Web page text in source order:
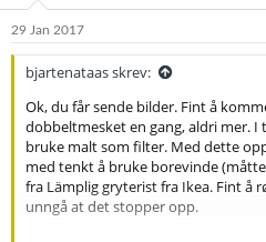
e
29 Jan 2017
bjartenataas skrev:
Ok, du får sende bilder. Fint å
dobbeltmesket en gang, aldri mer.
bruke malt som filter. Med dette
med tenkt å bruke borevinde
fra Lämplig gryterist fra Ikea. Fint å
unngå at det stopper opp.